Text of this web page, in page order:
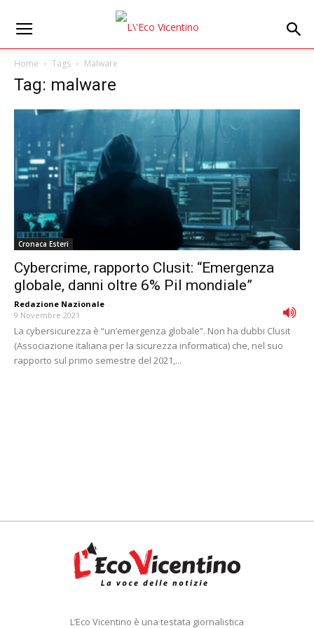
Home Tags Malware
Tag: malware
Cronaca Esteri
Cybercrime, rapporto Clusit: “Emergenza
globale, danni oltre 6% Pil mondiale”
Redazione Nazionale -
9 Novembre 2021
La cybersicurezza è “un’emergenza globale”. Non ha dubbi Clusit
(Associazione italiana per la sicurezza informatica) che, nel suo
rapporto sul primo semestre del 2021,...
L’Eco Vicentino è una testata giornalistica